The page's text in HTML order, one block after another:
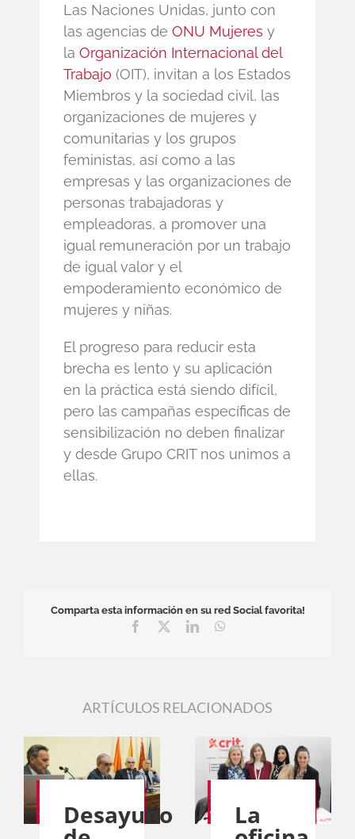
Las Naciones Unidas, junto con
las agencias de ONU Mujeres y
la Organización Internacional del
Trabajo (OIT), invitan a los Estados
Miembros y la sociedad civil, las
organizaciones de mujeres y
comunitarias y los grupos
feministas, así como a las
empresas y las organizaciones de
personas trabajadoras y
empleadoras, a promover una
igual remuneración por un trabajo
de igual valor y el
empoderamiento económico de
mujeres y niñas.
El progreso para reducir esta
brecha es lento y su aplicación
en la práctica está siendo difícil,
pero las campañas específicas de
sensibilización no deben finalizar
y desde Grupo CRIT nos unimos a
ellas.
Comparta esta información en su red Social favorita!
Facebook LinkedIn
ARTÍCULOS RELACIONADOS
Desayuno La